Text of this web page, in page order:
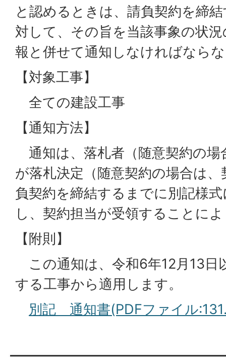
と認めるときは、請負契約を締
対して、その旨を当該事象の状
報と併せて通知しなければなら
【対象工事】
全ての建設工事
【通知方法】
通知は、落札者（随意契約の場
が落札決定（随意契約の場合は
負契約を締結するまでに別記様
し、契約担当が受領することに
【附則】
この通知は、令和6年12月13日
する工事から適用します。
別記 通知書(PDFファイル